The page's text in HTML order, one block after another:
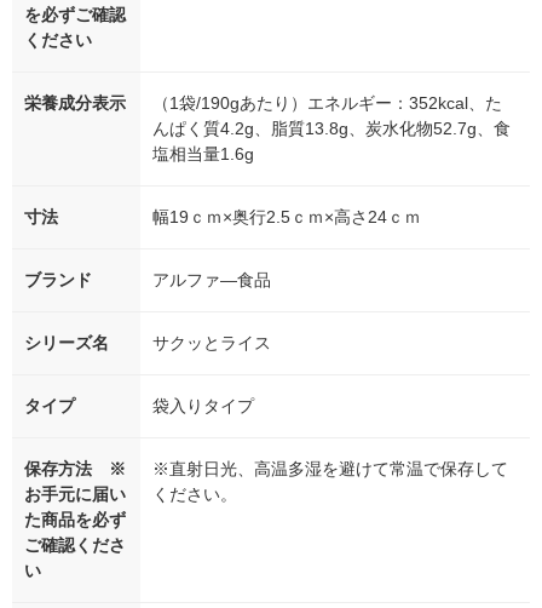
を必ずご確認
ください
栄養成分表示
（1袋/190gあたり）エネルギー：352kcal、た
んぱく質4.2g、脂質13.8g、炭水化物52.7g、食
塩相当量1.6g
寸法 幅19ｃｍ×奥行2.5ｃｍ×高さ24ｃｍ
ブランド アルファ―食品
シリーズ名 サクッとライス
タイプ 袋入りタイプ
保存方法 ※
お手元に届い
た商品を必ず
ご確認くださ
い
※直射日光、高温多湿を避けて常温で保存して
ください。